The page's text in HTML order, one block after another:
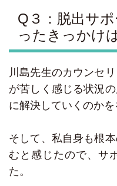
Q３：脱出サ
ったきっかけ
川島先生のカウンセ
が苦しく感じる状況
に解決していくのかを
そして、私自身も根
むと感じたので、サ
た。